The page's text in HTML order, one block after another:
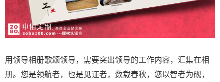
用领导相册歌颂领导，需要突出领导的工作内容，汇集在相
册。您是领航者，也是见证者，数载春秋，您以智者为砚，